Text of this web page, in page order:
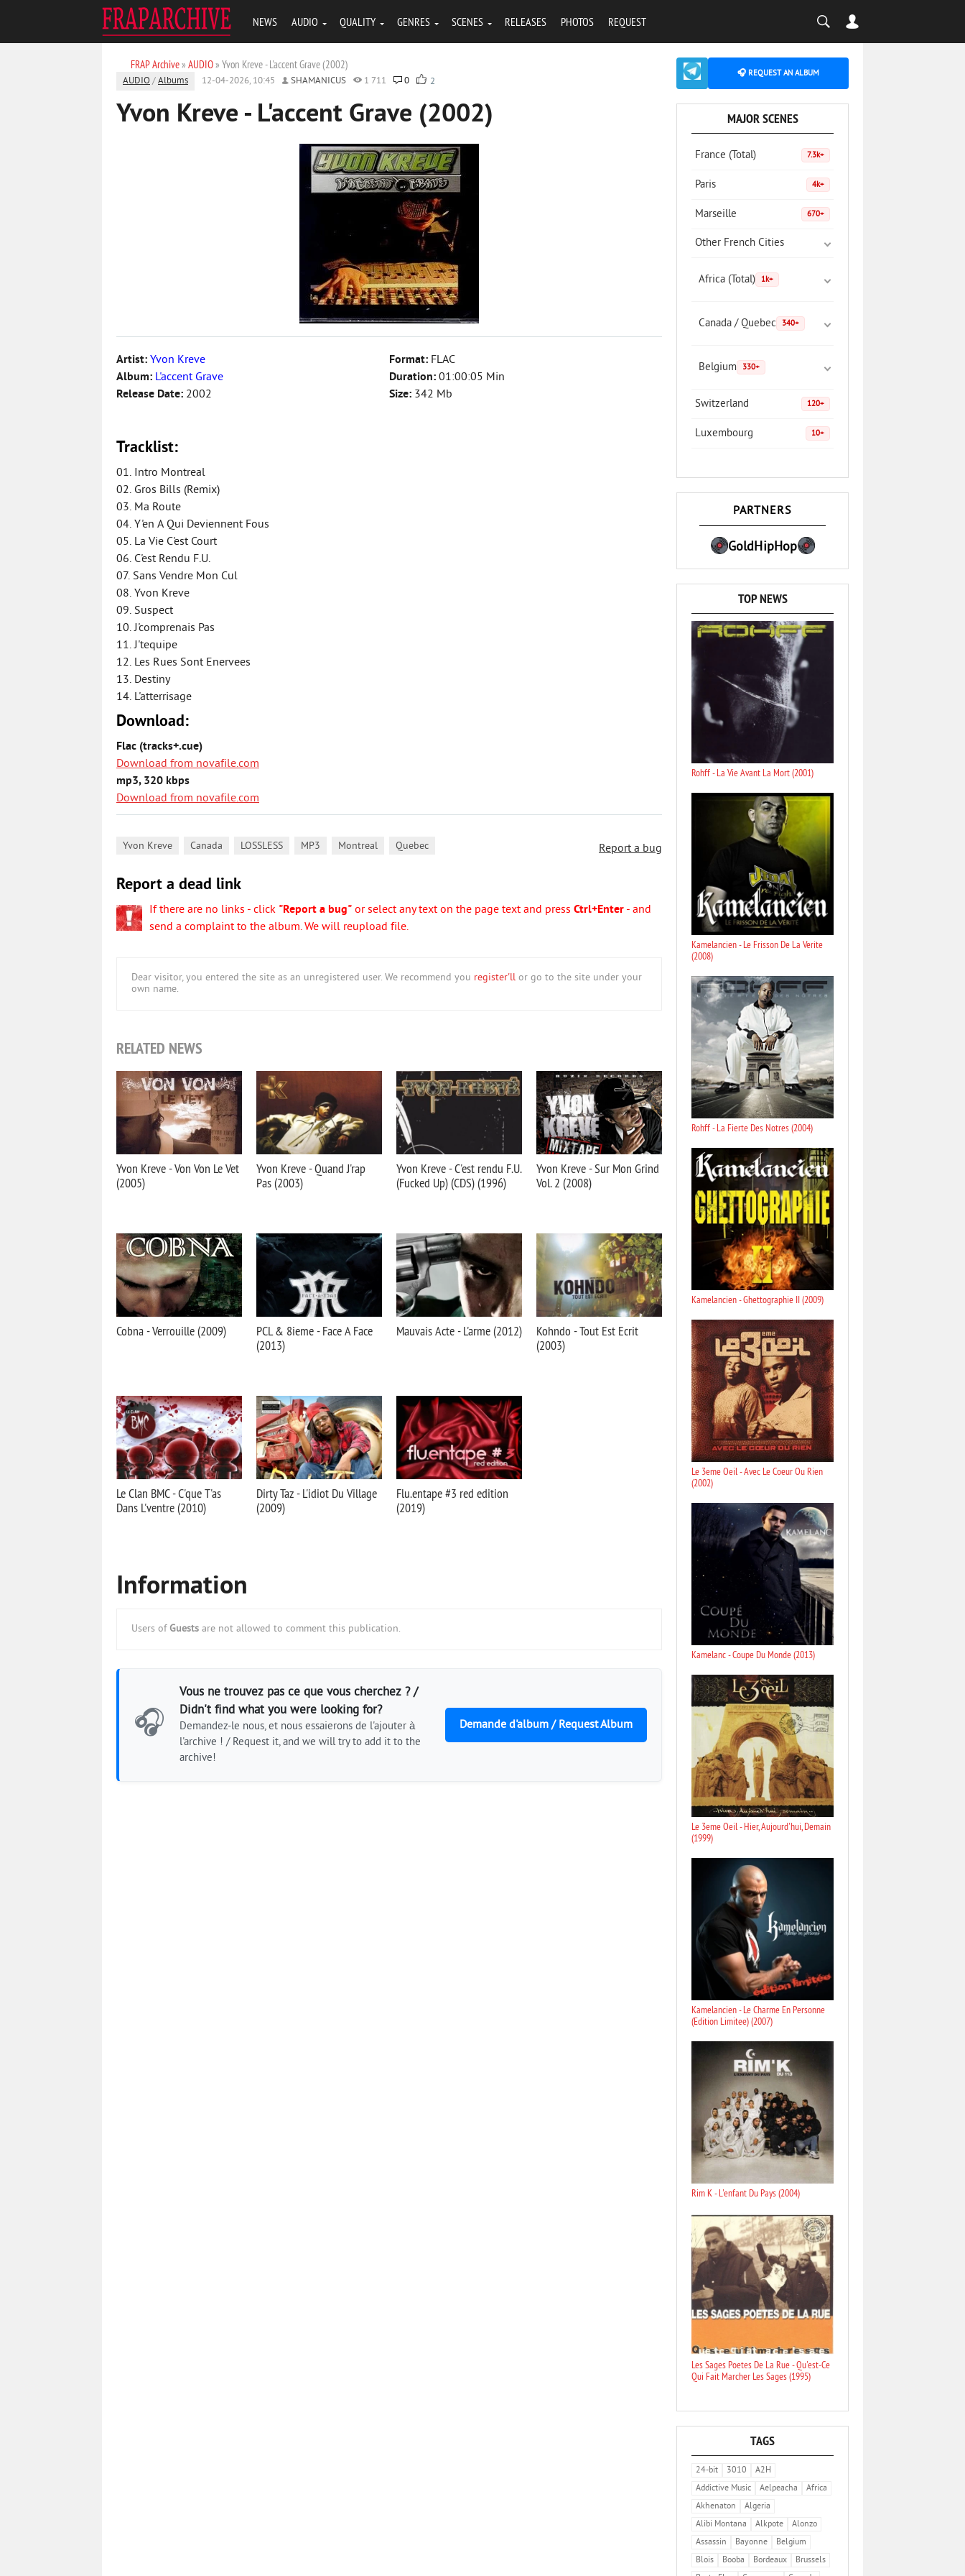
NEWS AUDIO QUALITY GENRES SCENES RELEASES PHOTOS REQUEST
FRAP Archive» AUDIO» Yvon Kreve - L'accent Grave (2002)
AUDIO /Albums 12-04-2026, 10:45 SHAMANICUS 1 711 0 2
Yvon Kreve - L'accent Grave (2002)
Artist: Yvon Kreve
Album: L'accent Grave
Release Date: 2002
Format: FLAC
Duration: 01:00:05 Min
Size: 342 Mb
Tracklist:
01. Intro Montreal
02. Gros Bills (Remix)
03. Ma Route
04. Y'en A Qui Deviennent Fous
05. La Vie C'est Court
06. C'est Rendu F.U.
07. Sans Vendre Mon Cul
08. Yvon Kreve
09. Suspect
10. J'comprenais Pas
11. J'tequipe
12. Les Rues Sont Enervees
13. Destiny
14. L'atterrisage
Download:
Flac (tracks+.cue)
Download from novafile.com
mp3, 320 kbps
Download from novafile.com
Report a bug
Yvon Kreve Canada LOSSLESS MP3 Montreal Quebec
Report a dead link
If there are no links - click "Report a bug" or select any text on the page text and press Ctrl+Enter - and
send a complaint to the album. We will reupload file.
Dear visitor, you entered the site as an unregistered user. We recommend you register'll or go to the site under your
own name.
RELATED NEWS
Yvon Kreve - Von Von Le Vet
(2005)
Yvon Kreve - Quand J'rap
Pas (2003)
Yvon Kreve - C'est rendu F.U.
(Fucked Up) (CDS) (1996)
Yvon Kreve - Sur Mon Grind
Vol. 2 (2008)
Cobna - Verrouille (2009)
PCL & 8ieme - Face A Face
(2013)
Mauvais Acte - L'arme (2012)
Kohndo - Tout Est Ecrit
(2003)
Le Clan BMC - C'que T'as
Dans L'ventre (2010)
Dirty Taz - L'idiot Du Village
(2009)
Flu.entape #3 red edition
(2019)
Information
Users of Guests are not allowed to comment this publication.
🎧
Vous ne trouvez pas ce que vous cherchez ? /
Didn't find what you were looking for?
Demandez-le nous, et nous essaierons de l'ajouter à
l'archive ! / Request it, and we will try to add it to the
archive!
Demande d'album / Request Album
🎧 REQUEST AN ALBUM
MAJOR SCENES
France (Total) 7.3k+
Paris 4k+
Marseille 670+
Other French Cities
Africa (Total) 1k+
Canada / Quebec 340+
Belgium 330+
Switzerland 120+
Luxembourg 10+
PARTNERS
GoldHipHop
TOP NEWS
Rohff - La Vie Avant La Mort (2001)
Kamelancien - Le Frisson De La Verite
(2008)
Rohff - La Fierte Des Notres (2004)
Kamelancien - Ghettographie II (2009)
Le 3eme Oeil - Avec Le Coeur Ou Rien
(2002)
Kamelanc - Coupe Du Monde (2013)
Le 3eme Oeil - Hier, Aujourd'hui, Demain
(1999)
Kamelancien - Le Charme En Personne
(Edition Limitee) (2007)
Rim K - L'enfant Du Pays (2004)
Les Sages Poetes De La Rue - Qu'est-Ce
Qui Fait Marcher Les Sages (1995)
TAGS
24-bit 3010
A2H
Addictive Music
Aelpeacha
Africa
Akhenaton
Algeria
Alibi Montana
Alkpote
Alonzo
Assassin
Bayonne
Belgium
Blois
Booba Bordeaux
Brussels